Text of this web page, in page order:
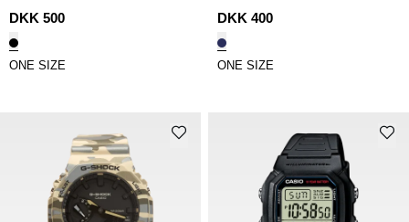
DKK 500
ONE SIZE
DKK 400
ONE SIZE